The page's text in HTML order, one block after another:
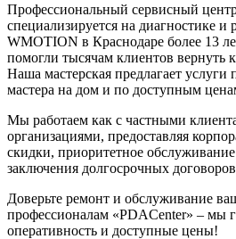
Профессиональный сервисный
специализируется на диагностике и
WMOTION в Краснодаре более 13
помогли тысячам клиентов вернуть
Наша мастерская предлагает услуги
мастера на дом и по доступным
Мы работаем как с частными
организациями, предоставляя
скидки, приоритетное
заключения долгосрочных
Доверьте ремонт и обслуживание
профессионалам «PDACenter» – мы
оперативность и доступные цены!